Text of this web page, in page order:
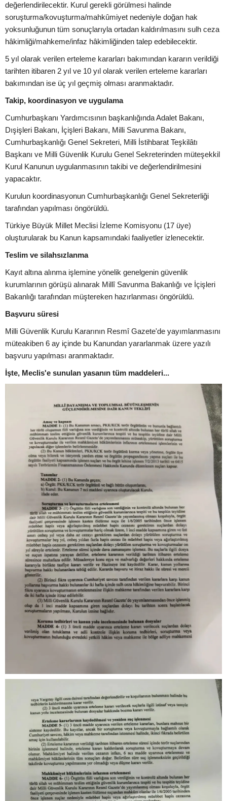
değerlendirilecektir. Kurul gerekli görülmesi halinde
soruşturma/kovuşturma/mahkûmiyet nedeniyle doğan hak
yoksunluğunun tüm sonuçlarıyla ortadan kaldırılmasını sulh ceza
hâkimliği/mahkeme/infaz hâkimliğinden talep edebilecektir.
5 yıl olarak verilen erteleme kararları bakımından kararın verildiği
tarihten itibaren 2 yıl ve 10 yıl olarak verilen erteleme kararları
bakımından ise üç yıl geçmiş olması aranmaktadır.
Takip, koordinasyon ve uygulama
Cumhurbaşkanı Yardımcısının başkanlığında Adalet Bakanı,
Dışişleri Bakanı, İçişleri Bakanı, Milli Savunma Bakanı,
Cumhurbaşkanlığı Genel Sekreteri, Milli İstihbarat Teşkilâtı
Başkanı ve Milli Güvenlik Kurulu Genel Sekreterinden müteşekkil
Kurul Kanunun uygulanmasının takibi ve değerlendirilmesini
yapacaktır.
Kurulun koordinasyonun Cumhurbaşkanlığı Genel Sekreterliği
tarafından yapılması öngörüldü.
Türkiye Büyük Millet Meclisi İzleme Komisyonu (17 üye)
oluşturularak bu Kanun kapsamındaki faaliyetler izlenecektir.
Teslim ve silahsızlanma
Kayıt altına alınma işlemine yönelik genelgenin güvenlik
kurumlarının görüşü alınarak Millî Savunma Bakanlığı ve İçişleri
Bakanlığı tarafından müştereken hazırlanması öngörüldü.
Başvuru süresi
Milli Güvenlik Kurulu Kararının Resmî Gazete'de yayımlanmasını
müteakiben 6 ay içinde bu Kanundan yararlanmak üzere yazılı
başvuru yapılması aranmaktadır.
İşte, Meclis'e sunulan yasanın tüm maddeleri...